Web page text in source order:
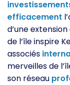
efficacement
d’une
de l’île inspire
associés
merveilles de
son réseau